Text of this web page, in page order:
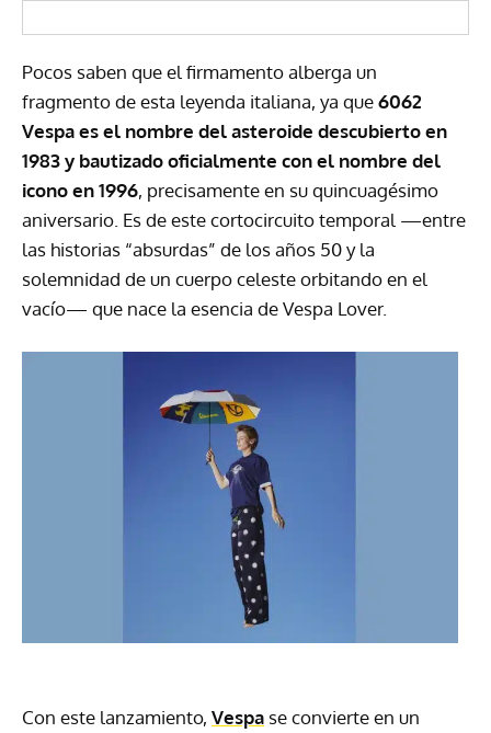
Pocos saben que el firmamento alberga un
fragmento de esta leyenda italiana, ya que6062
Vespa es el nombre del asteroide descubierto en
1983 y bautizado oficialmente con el nombre del
icono en 1996, precisamente en su quincuagésimo
aniversario. Es de este cortocircuito temporal —entre
las historias “absurdas” de los años 50 y la
solemnidad de un cuerpo celeste orbitando en el
vacío— que nace la esencia de Vespa Lover.
Con este lanzamiento, Vespa se convierte en un